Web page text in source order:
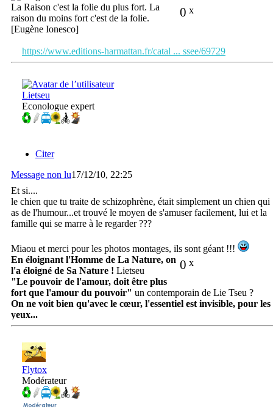
0 x
La Raison c'est la folie du plus fort. La
raison du moins fort c'est de la folie.
[Eugène Ionesco]
https://www.editions-harmattan.fr/catal ... ssee/69729
Lietseu
Econologue expert
Citer
Message non lu17/12/10, 22:25
Et si....
le chien que tu traite de schizophrène, était simplement un chien qui
as de l'humour...et trouvé le moyen de s'amuser facilement, lui et la
famille qui se marre à le regarder ???
Miaou et merci pour les photos montages, ils sont géant !!!
0 x
En éloignant l'Homme de La Nature, on
l'a éloigné de Sa Nature ! Lietseu
"Le pouvoir de l'amour, doit être plus
fort que l'amour du pouvoir" un contemporain de Lie Tseu ?
On ne voit bien qu'avec le cœur, l'essentiel est invisible, pour les
yeux...
Flytox
Modérateur